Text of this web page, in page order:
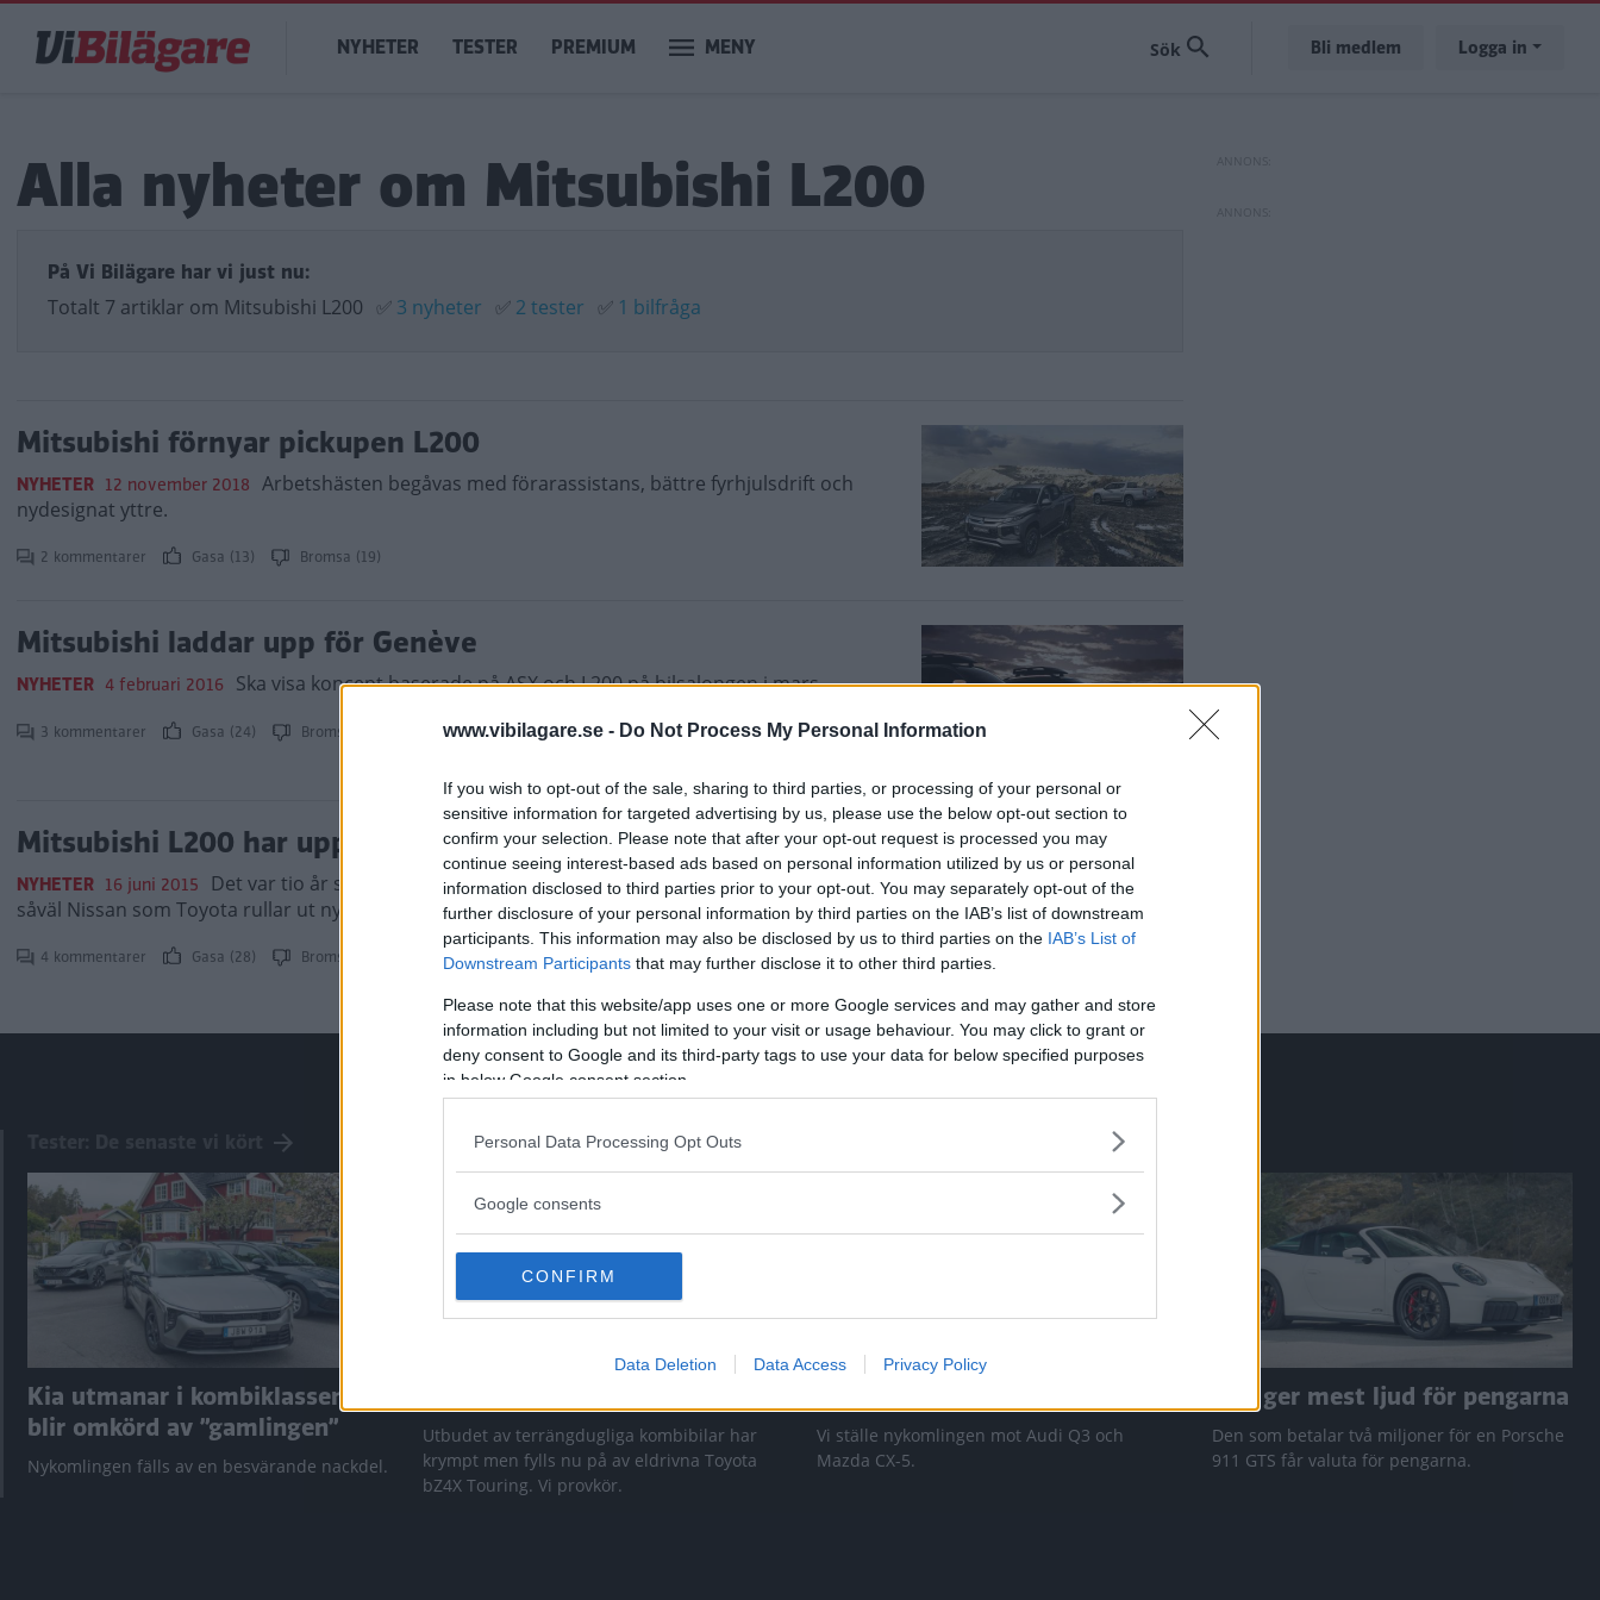
www.vibilagare.se - Do Not Process My Personal Information
If you wish to opt-out of the sale, sharing to third parties, or processing of your personal or
sensitive information for targeted advertising by us, please use the below opt-out section to
confirm your selection. Please note that after your opt-out request is processed you may
continue seeing interest-based ads based on personal information utilized by us or personal
information disclosed to third parties prior to your opt-out. You may separately opt-out of the
further disclosure of your personal information by third parties on the IAB’s list of downstream
participants. This information may also be disclosed by us to third parties on the IAB’s List of
Downstream Participants that may further disclose it to other third parties.
Please note that this website/app uses one or more Google services and may gather and store
information including but not limited to your visit or usage behaviour. You may click to grant or
deny consent to Google and its third-party tags to use your data for below specified purposes
in below Google consent section.
Personal Data Processing Opt Outs
Google consents
CONFIRM
Data Deletion Data Access Privacy Policy
huvudinnehåll
Main
navigation
NYHETER TESTER PREMIUM MENY Bli medlem Logga in
Alla nyheter om Mitsubishi L200
På Vi Bilägare har vi just nu:
Totalt 7 artiklar om Mitsubishi L200 ✅ 3 nyheter ✅ 2 tester ✅ 1 bilfråga
Mitsubishi förnyar pickupen L200
NYHETER 12 november 2018 Arbetshästen begåvas med förarassistans, bättre fyrhjulsdrift och
nydesignat yttre.
2 kommentarer Gasa (13) Bromsa (19)
Mitsubishi laddar upp för Genève
NYHETER 4 februari 2016 Ska visa koncept baserade på ASX och L200 på bilsalongen i mars.
3 kommentarer Gasa (24) Bromsa (35)
Mitsubishi L200 har uppdaterats
NYHETER 16 juni 2015 Det var tio år sedan sist, nu är det dags för femte generationens L200. När
såväl Nissan som Toyota rullar ut nya pickuper hakar Mitsubishi på.
4 kommentarer Gasa (28) Bromsa (18)
Kia utmanar i kombiklassen –
blir omkörd av ”gamlingen”
Nykomlingen fälls av en besvärande nackdel.
Utbudet av terrängdugliga kombibilar har
krympt men fylls nu på av eldrivna Toyota
bZ4X Touring. Vi provkör.
Vi ställe nykomlingen mot Audi Q3 och
Mazda CX-5.
Den ger mest ljud för pengarna
Den som betalar två miljoner för en Porsche
911 GTS får valuta för pengarna.